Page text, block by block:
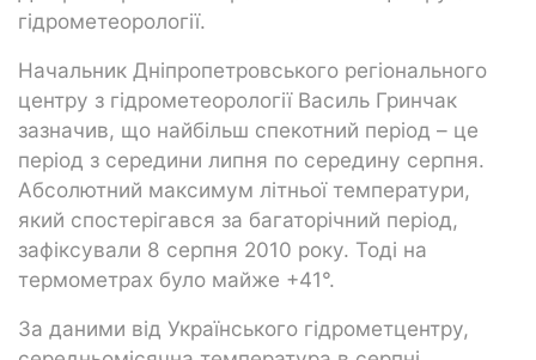
гідрометеорології.
Начальник Дніпропетровського регіонального
центру з гідрометеорології Василь Гринчак
зазначив, що найбільш спекотний період – це
період з середини липня по середину серпня.
Абсолютний максимум літньої температури,
який спостерігався за багаторічний період,
зафіксували 8 серпня 2010 року. Тоді на
термометрах було майже +41°.
За даними від Українського гідрометцентру,